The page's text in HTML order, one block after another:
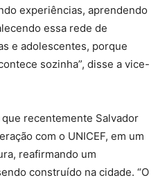
experiências, aprendendo
essa rede de
e adolescentes, porque
sozinha”, disse a vice-
recentemente Salvador
com o UNICEF, em um
reafirmando um
construído na cidade. “O